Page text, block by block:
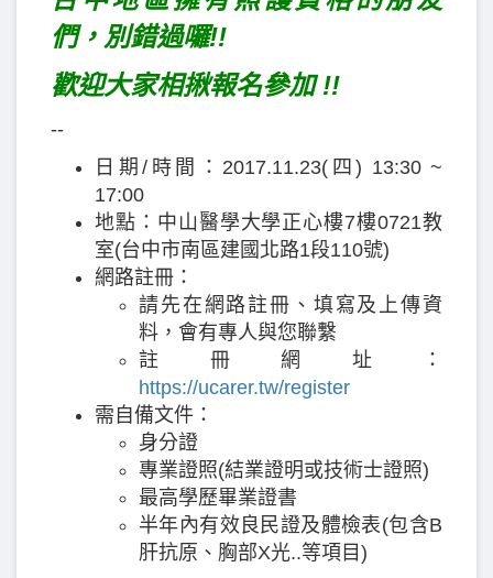
們，別錯過囉!!
歡迎大家相揪報名參加 !!
--
日期/時間：2017.11.23(四) 13:30 ~
17:00
地點：中山醫學大學正心樓7樓0721教
室(台中市南區建國北路1段110號)
網路註冊：
請先在網路註冊、填寫及上傳資
料，會有專人與您聯繫
註冊網址：
https://ucarer.tw/register
需自備文件：
身分證
專業證照(結業證明或技術士證照)
最高學歷畢業證書
半年內有效良民證及體檢表(包含B
肝抗原、胸部X光..等項目)